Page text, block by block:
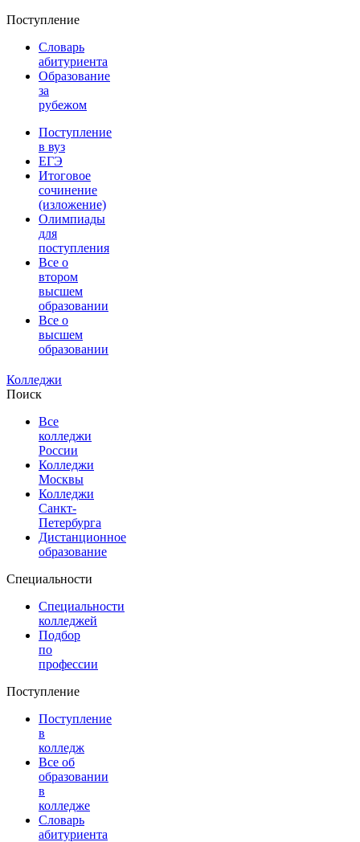
Поступление
Словарь
абитуриента
Образование
за
рубежом
Поступление
в вуз
ЕГЭ
Итоговое
сочинение
(изложение)
Олимпиады
для
поступления
Все о
втором
высшем
образовании
Все о
высшем
образовании
Колледжи
Поиск
Все
колледжи
России
Колледжи
Москвы
Колледжи
Санкт-
Петербурга
Дистанционное
образование
Специальности
Специальности
колледжей
Подбор
по
профессии
Поступление
Поступление
в
колледж
Все об
образовании
в
колледже
Словарь
абитуриента